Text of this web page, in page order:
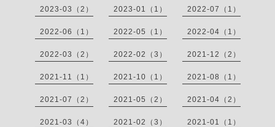
2023-03（2） 2023-01（1） 2022-07（1）
2022-06（1） 2022-05（1） 2022-04（1）
2022-03（2） 2022-02（3） 2021-12（2）
2021-11（1） 2021-10（1） 2021-08（1）
2021-07（2） 2021-05（2） 2021-04（2）
2021-03（4） 2021-02（3） 2021-01（1）